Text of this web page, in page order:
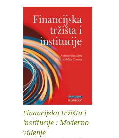
Financijska tržišta i
institucije : Moderno
viđenje